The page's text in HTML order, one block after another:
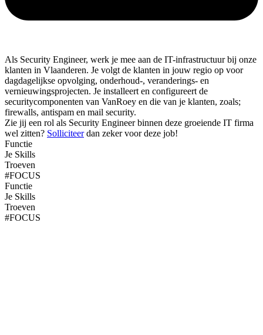
Als Security Engineer, werk je mee aan de IT-infrastructuur bij onze
klanten in Vlaanderen. Je volgt de klanten in jouw regio op voor
dagdagelijkse opvolging, onderhoud-, veranderings- en
vernieuwingsprojecten. Je installeert en configureert de
securitycomponenten van VanRoey en die van je klanten, zoals;
firewalls, antispam en mail security.
Zie jij een rol als Security Engineer binnen deze groeiende IT firma
wel zitten? Solliciteerdan zeker voor deze job!
Functie
Je Skills
Troeven
#FOCUS
Functie
Je Skills
Troeven
#FOCUS